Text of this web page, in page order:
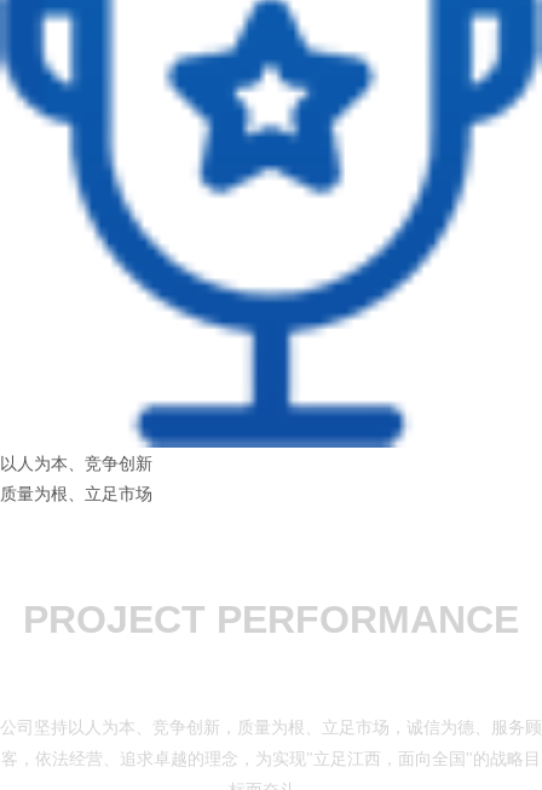
以人为本、竞争创新
质量为根、立足市场
PROJECT PERFORMANCE
公司坚持以人为本、竞争创新，质量为根、立足市场，诚信为德、服务顾
客，依法经营、追求卓越的理念，为实现"立足江西，面向全国"的战略目